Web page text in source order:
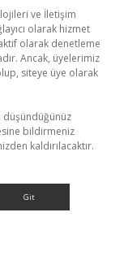
ve İletişim
olarak hizmet
olarak denetleme
Ancak, üyelerimiz
siteye üye olarak
düşündüğünüz
bildirmeniz
kaldırılacaktır.